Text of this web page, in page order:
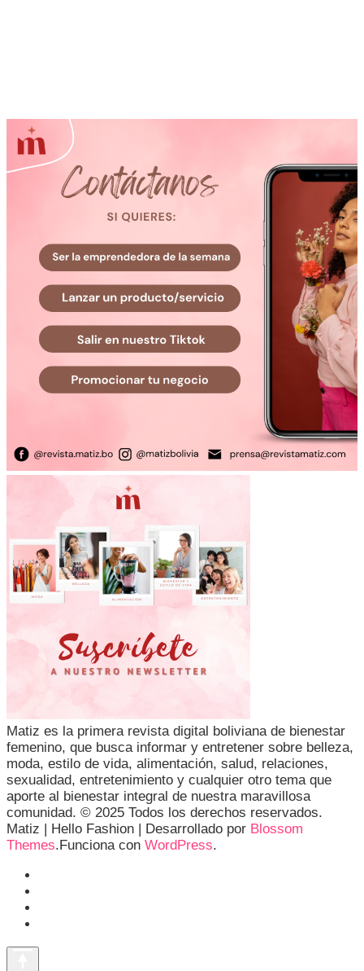
Matiz es la primera revista digital boliviana de bienestar
femenino, que busca informar y entretener sobre belleza,
moda, estilo de vida, alimentación, salud, relaciones,
sexualidad, entretenimiento y cualquier otro tema que
aporte al bienestar integral de nuestra maravillosa
comunidad. © 2025 Todos los derechos reservados.
Matiz | Hello Fashion | Desarrollado por Blossom
Themes.Funciona con WordPress.